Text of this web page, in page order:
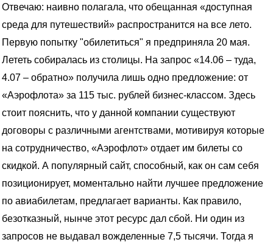
Отвечаю: наивно полагала, что обещанная «доступная
среда для путешествий» распространится на все лето.
Первую попытку "обилетиться" я предприняла 20 мая.
Лететь собиралась из столицы. На запрос «14.06 – туда,
4.07 – обратно» получила лишь одно предложение: от
«Аэрофлота» за 115 тыс. рублей бизнес-классом. Здесь
стоит пояснить, что у данной компании существуют
договоры с различными агентствами, мотивируя которые
на сотрудничество, «Аэрофлот» отдает им билеты со
скидкой. А популярный сайт, способный, как он сам себя
позиционирует, моментально найти лучшее предложение
по авиабилетам, предлагает варианты. Как правило,
безотказный, нынче этот ресурс дал сбой. Ни один из
запросов не выдавал вожделенные 7,5 тысячи. Тогда я